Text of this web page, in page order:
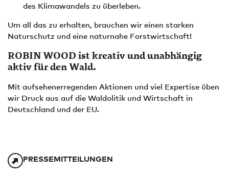
des Klimawandels zu überleben.
Um all das zu erhalten, brauchen wir einen starken
Naturschutz und eine naturnahe Forstwirtschaft!
ROBIN WOOD ist kreativ und unabhängig
aktiv für den Wald.
Mit aufsehenerregenden Aktionen und viel Expertise üben
wir Druck aus auf die Waldolitik und Wirtschaft in
Deutschland und der EU.
PRESSEMITTEILUNGEN